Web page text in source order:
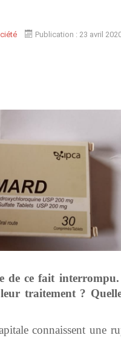
Publication : 23 avril
de ce fait
traitement ?
connaissent une